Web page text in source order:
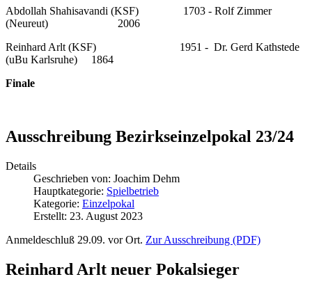
Abdollah Shahisavandi (KSF) 1703 - Rolf Zimmer
(Neureut) 2006
Reinhard Arlt (KSF) 1951 - Dr. Gerd Kathstede
(uBu Karlsruhe) 1864
Finale
Ausschreibung Bezirkseinzelpokal 23/24
Details
Geschrieben von: Joachim Dehm
Hauptkategorie: Spielbetrieb
Kategorie: Einzelpokal
Erstellt: 23. August 2023
Anmeldeschluß 29.09. vor Ort. Zur Ausschreibung (PDF)
Reinhard Arlt neuer Pokalsieger